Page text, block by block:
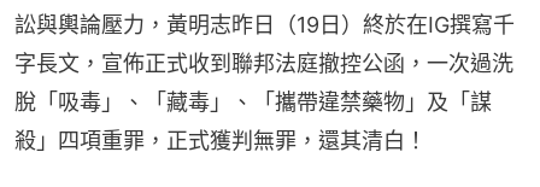
訟與輿論壓力，黃明志昨日（19日）終於在IG撰寫千
字長文，宣佈正式收到聯邦法庭撤控公函，一次過洗
脫「吸毒」、「藏毒」、「攜帶違禁藥物」及「謀
殺」四項重罪，正式獲判無罪，還其清白！